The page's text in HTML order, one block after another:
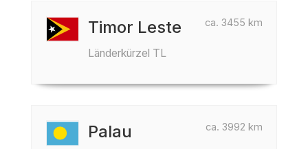
ca. 3455 km
Timor Leste
Länderkürzel TL
ca. 3992 km
Palau